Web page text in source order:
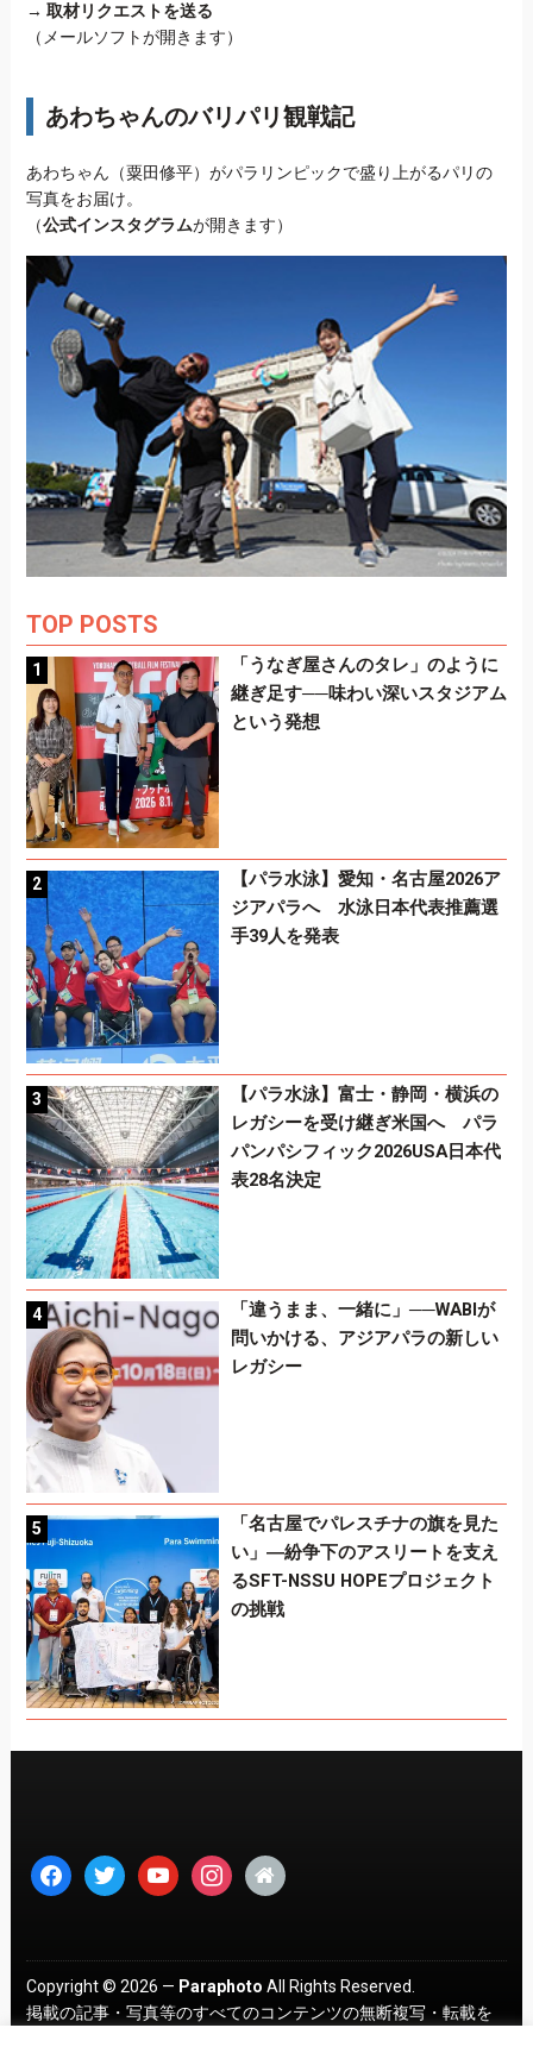
→ 取材リクエストを送る
（メールソフトが開きます）
あわちゃんのバリパリ観戦記
あわちゃん（粟田修平）がパラリンピックで盛り上がるパリの
写真をお届け。
（公式インスタグラムが開きます）
TOP POSTS
「うなぎ屋さんのタレ」のように
継ぎ足す──味わい深いスタジアム
という発想
【パラ水泳】愛知・名古屋2026ア
ジアパラへ 水泳日本代表推薦選
手39人を発表
【パラ水泳】富士・静岡・横浜の
レガシーを受け継ぎ米国へ パラ
パンパシフィック2026USA日本代
表28名決定
「違うまま、一緒に」──WABIが
問いかける、アジアパラの新しい
レガシー
「名古屋でパレスチナの旗を見た
い」―紛争下のアスリートを支え
るSFT-NSSU HOPEプロジェクト
の挑戦
facebooktwitter youtubeinstagram
home
Copyright © 2026 — Paraphoto All Rights Reserved.
掲載の記事・写真等のすべてのコンテンツの無断複写・転載を